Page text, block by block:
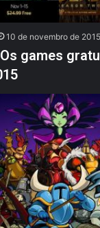
10 de novembro de 2015
games